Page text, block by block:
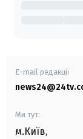
E-mail редакції
Ми тут:
м.Київ,